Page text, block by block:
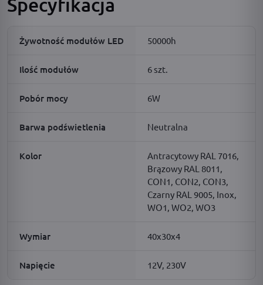
Żywotność modułów LED 50000h
Ilość modułów 6 szt.
Pobór mocy 6W
Barwa podświetlenia Neutralna
Kolor
Antracytowy RAL 7016,
Brązowy RAL 8011,
CON1, CON2, CON3,
Czarny RAL 9005, Inox,
WO1, WO2, WO3
Wymiar 40x30x4
Napięcie 12V, 230V